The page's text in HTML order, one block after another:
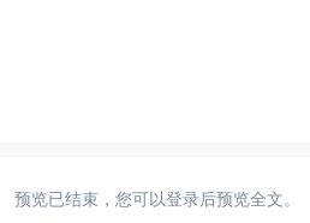
预览已结束，您可以登录后预览全文。